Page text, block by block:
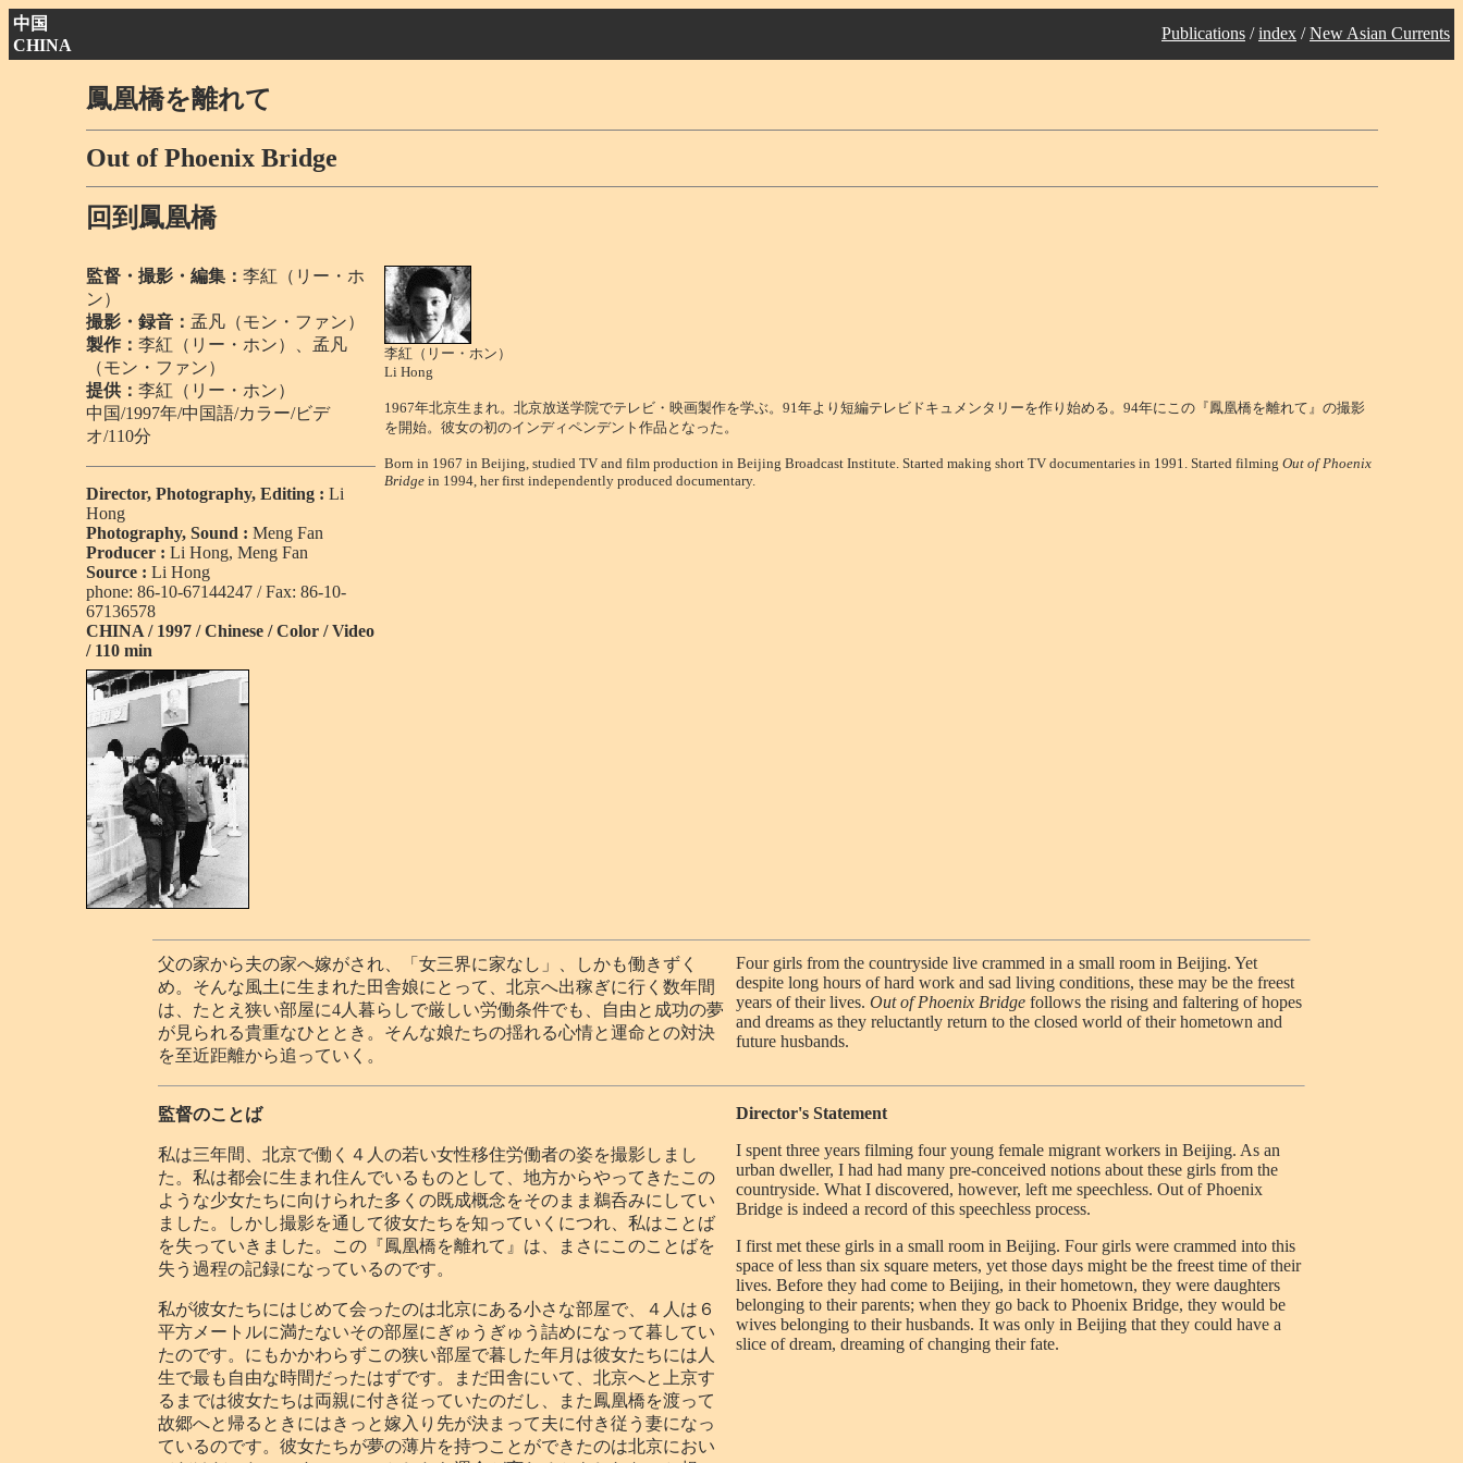
中国
CHINA
Publications /index /New Asian Currents
鳳凰橋を離れて
Out of Phoenix Bridge
回到鳳凰橋
監督・撮影・編集： 李紅（リー・ホ
ン）
撮影・録音： 孟凡（モン・ファン）
製作： 李紅（リー・ホン）、孟凡
（モン・ファン）
提供： 李紅（リー・ホン）
中国/1997年/中国語/カラー/ビデ
オ/110分
Director, Photography, Editing : Li
Hong
Photography, Sound : Meng Fan
Producer : Li Hong, Meng Fan
Source : Li Hong
phone: 86-10-67144247 / Fax: 86-10-
67136578
CHINA / 1997 / Chinese / Color / Video
/ 110 min
李紅（リー・ホン）
Li Hong
1967年北京生まれ。北京放送学院でテレビ・映画製作を学ぶ。91年より短編テレビドキュメンタリーを作り始める。94年にこの『鳳凰橋を離れて』の撮影
を開始。彼女の初のインディペンデント作品となった。
Born in 1967 in Beijing, studied TV and film production in Beijing Broadcast Institute. Started making short TV documentaries in 1991. Started filming Out of Phoenix
Bridgein 1994, her first independently produced documentary.
父の家から夫の家へ嫁がされ、「女三界に家なし」、しかも働きずく
め。そんな風土に生まれた田舎娘にとって、北京へ出稼ぎに行く数年間
は、たとえ狭い部屋に4人暮らしで厳しい労働条件でも、自由と成功の夢
が見られる貴重なひととき。そんな娘たちの揺れる心情と運命との対決
を至近距離から追っていく。
Four girls from the countryside live crammed in a small room in Beijing. Yet
despite long hours of hard work and sad living conditions, these may be the freest
years of their lives. Out of Phoenix Bridge follows the rising and faltering of hopes
and dreams as they reluctantly return to the closed world of their hometown and
future husbands.
監督のことば
私は三年間、北京で働く４人の若い女性移住労働者の姿を撮影しまし
た。私は都会に生まれ住んでいるものとして、地方からやってきたこの
ような少女たちに向けられた多くの既成概念をそのまま鵜呑みにしてい
ました。しかし撮影を通して彼女たちを知っていくにつれ、私はことば
を失っていきました。この『鳳凰橋を離れて』は、まさにこのことばを
失う過程の記録になっているのです。
私が彼女たちにはじめて会ったのは北京にある小さな部屋で、４人は６
平方メートルに満たないその部屋にぎゅうぎゅう詰めになって暮してい
たのです。にもかかわらずこの狭い部屋で暮した年月は彼女たちには人
生で最も自由な時間だったはずです。まだ田舎にいて、北京へと上京す
るまでは彼女たちは両親に付き従っていたのだし、また鳳凰橋を渡って
故郷へと帰るときにはきっと嫁入り先が決まって夫に付き従う妻になっ
ているのです。彼女たちが夢の薄片を持つことができたのは北京におい
Director's Statement
I spent three years filming four young female migrant workers in Beijing. As an
urban dweller, I had had many pre-conceived notions about these girls from the
countryside. What I discovered, however, left me speechless. Out of Phoenix
Bridge is indeed a record of this speechless process.
I first met these girls in a small room in Beijing. Four girls were crammed into this
space of less than six square meters, yet those days might be the freest time of their
lives. Before they had come to Beijing, in their hometown, they were daughters
belonging to their parents; when they go back to Phoenix Bridge, they would be
wives belonging to their husbands. It was only in Beijing that they could have a
slice of dream, dreaming of changing their fate.